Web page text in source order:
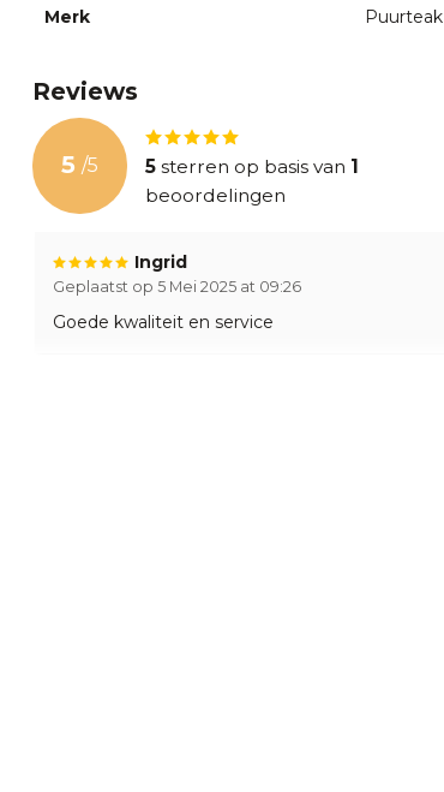
Merk Puurteak
Reviews
5 /5 5 sterren op basis van 1
beoordelingen
Ingrid
Geplaatst op 5 Mei 2025 at 09:26
Goede kwaliteit en service